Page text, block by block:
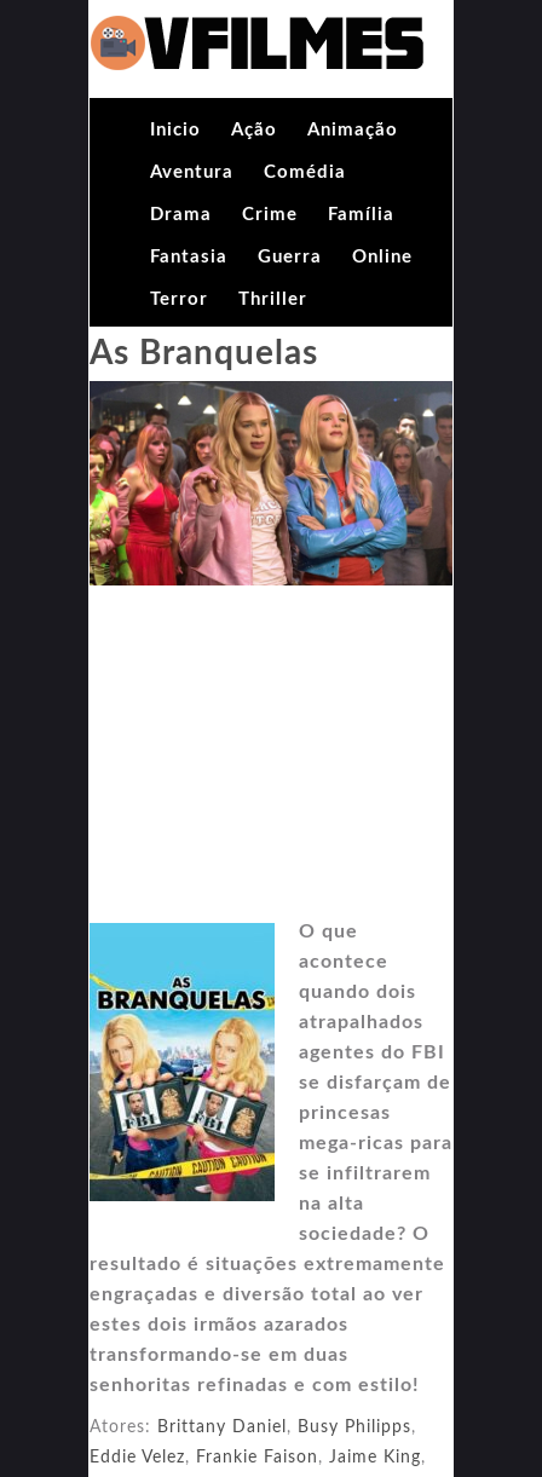
Inicio Ação Animação
Aventura Comédia
Drama Crime Família
Fantasia Guerra Online
Terror Thriller
As Branquelas
O que
acontece
quando dois
atrapalhados
agentes do FBI
se disfarçam de
princesas
mega-ricas para
se infiltrarem
na alta
sociedade? O
resultado é situações extremamente
engraçadas e diversão total ao ver
estes dois irmãos azarados
transformando-se em duas
senhoritas refinadas e com estilo!
Atores: Brittany Daniel , Busy Philipps,
Eddie Velez, Frankie Faison , Jaime King,